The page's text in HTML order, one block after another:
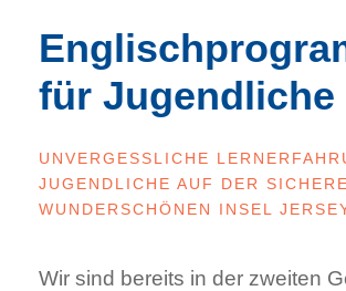
für Jugendliche
UNVERGESSLICHE
JUGENDLICHE AUF DER
WUNDERSCHÖNEN INSEL
Wir sind bereits in der zweiten